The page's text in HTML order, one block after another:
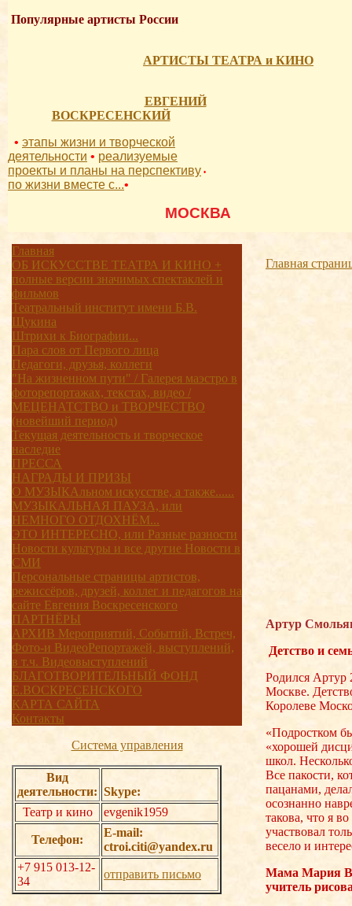
Популярные артисты России
АРТИСТЫ ТЕАТРА и КИНО
ЕВГЕНИЙ
ВОСКРЕСЕНСКИЙ
• этапы жизни и творческой
деятельности • реализуемые
проекты и планы на перспективу •
по жизни вместе с...•
          МОСКВА
Главная
ОБ ИСКУССТВЕ ТЕАТРА И КИНО +
полные версии значимых спектаклей и
фильмов
Театральный институт имени Б.В.
Щукина
Штрихи к Биографии...
Пара слов от Первого лица
Педагоги, друзья, коллеги
"На жизненном пути" / Галерея маэстро в
фоторепортажах, текстах, видео /
МЕЦЕНАТСТВО и ТВОРЧЕСТВО
(новейший период)
Текущая деятельность и творческое
наследие
ПРЕССА
НАГРАДЫ И ПРИЗЫ
О МУЗЫКАльном искусстве, а также......
МУЗЫКАЛЬНАЯ ПАУЗА, или
НЕМНОГО ОТДОХНЁМ...
ЭТО ИНТЕРЕСНО, или Разные разности
Новости культуры и все другие Новости в
СМИ
Персональные страницы артистов,
режиссёров, друзей, коллег и педагогов на
сайте Евгения Воскресенского
ПАРТНЁРЫ
АРХИВ Мероприятий, Событий, Встреч,
Фото-и ВидеоРепортажей, выступлений,
в т.ч. Видеовыступлений
БЛАГОТВОРИТЕЛЬНЫЙ ФОНД
Е.ВОСКРЕСЕНСКОГО
КАРТА САЙТА
Контакты
Система управления
Вид
деятельности: Skype:
Театр и кино
evgenik1959
Телефон:
E-mail:
ctroi.citi@yandex.ru
+7 915 013-12-
34
отправить письмо
Главная
Артур
Детство и
Родился Артур
Москве.
Королеве
«Подростком
«хорошей
школ.
Все пакости,
пацанами,
осознанно
такова, что я
участвовал
весело и
Мама Мария
учитель